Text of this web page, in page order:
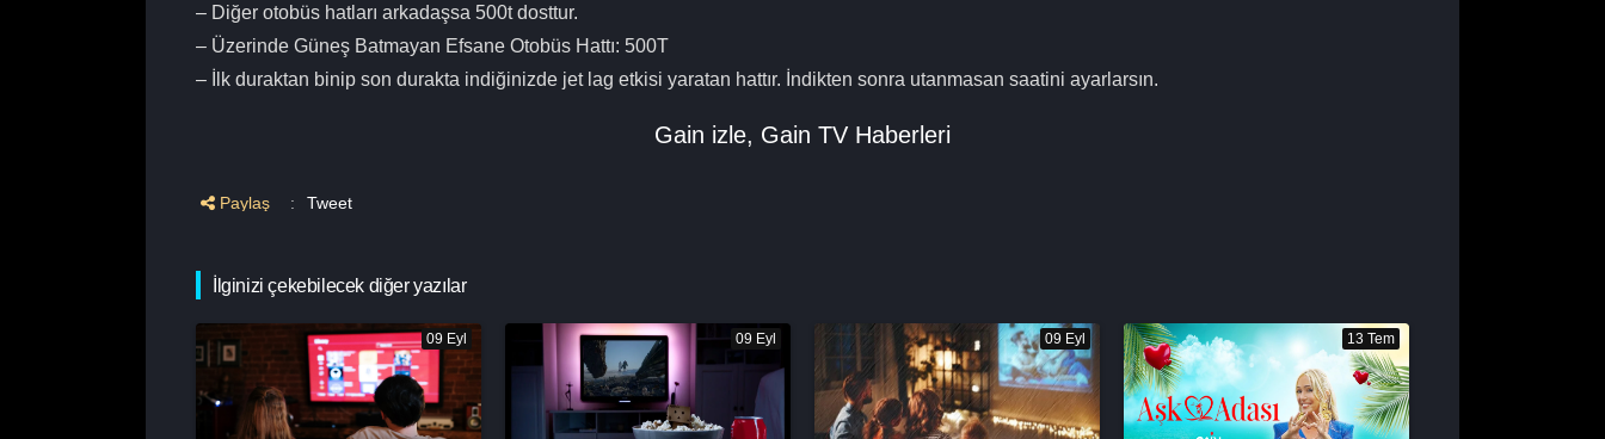
– Diğer otobüs hatları arkadaşsa 500t dosttur.
– Üzerinde Güneş Batmayan Efsane Otobüs Hattı: 500T
– İlk duraktan binip son durakta indiğinizde jet lag etkisi yaratan hattır. İndikten sonra utanmasan saatini ayarlarsın.
Gain izle, Gain TV Haberleri
Paylaş : Tweet
İlginizi çekebilecek diğer yazılar
09 Eyl 09 Eyl 09 Eyl 13 Tem